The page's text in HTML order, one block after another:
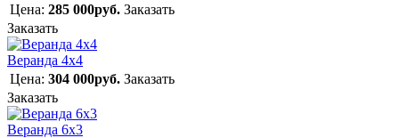
Цена: 285 000руб. Заказать
Заказать
Веранда 4х4
Цена: 304 000руб. Заказать
Заказать
Веранда 6х3